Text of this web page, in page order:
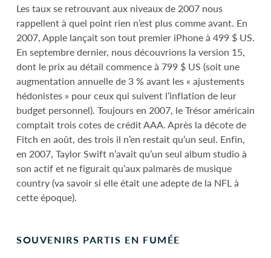
Les taux se retrouvant aux niveaux de 2007 nous
rappellent à quel point rien n’est plus comme avant. En
2007, Apple lançait son tout premier iPhone à 499 $ US.
En septembre dernier, nous découvrions la version 15,
dont le prix au détail commence à 799 $ US (soit une
augmentation annuelle de 3 % avant les « ajustements
hédonistes » pour ceux qui suivent l’inflation de leur
budget personnel). Toujours en 2007, le Trésor américain
comptait trois cotes de crédit AAA. Après la décote de
Fitch en août, des trois il n’en restait qu’un seul. Enfin,
en 2007, Taylor Swift n’avait qu’un seul album studio à
son actif et ne figurait qu’aux palmarès de musique
country (va savoir si elle était une adepte de la NFL à
cette époque).
SOUVENIRS PARTIS EN FUMÉE